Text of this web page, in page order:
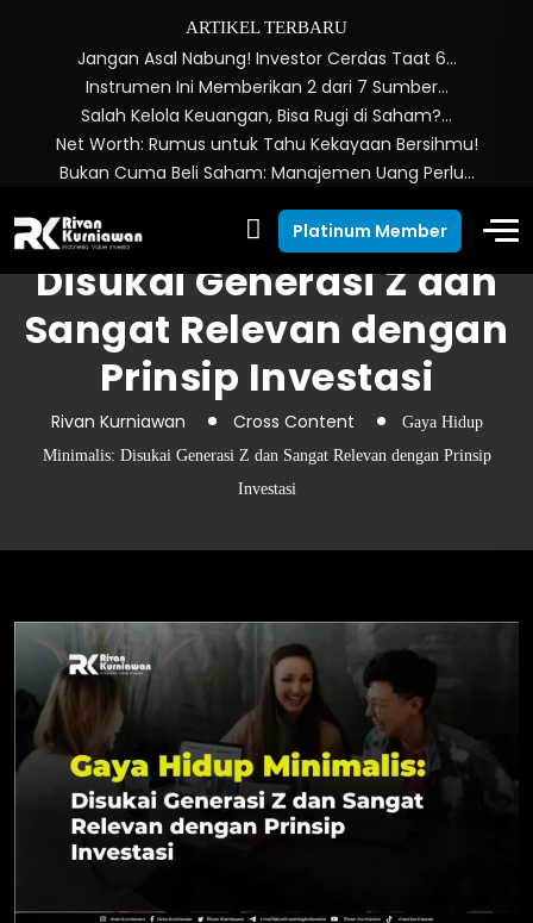
ARTIKEL TERBARU
Jangan Asal Nabung! Investor Cerdas Taat 6…
Instrumen Ini Memberikan 2 dari 7 Sumber…
Salah Kelola Keuangan, Bisa Rugi di Saham?…
Net Worth: Rumus untuk Tahu Kekayaan Bersihmu!
Bukan Cuma Beli Saham: Manajemen Uang Perlu…
Platinum Member
Gaya Hidup Minimalis:
Disukai Generasi Z dan
Sangat Relevan dengan
Prinsip Investasi
Rivan Kurniawan Cross Content
Gaya Hidup
Minimalis: Disukai Generasi Z dan Sangat Relevan dengan Prinsip
Investasi